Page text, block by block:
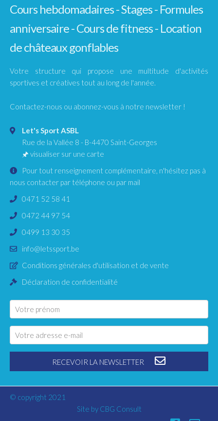
Cours hebdomadaires - Stages - Formules
anniversaire - Cours de fitness - Location
de châteaux gonflables
Votre structure qui propose une multitude d'activités
sportives et créatives tout au long de l'année.
Contactez-nous ou abonnez-vous à notre newsletter !
Let's Sport ASBL
Rue de la Vallée 8 - B-4470 Saint-Georges
🖈 visualiser sur une carte
Pour tout renseignement complémentaire, n'hésitez pas à
nous contacter par téléphone ou par mail
0471 52 58 41
0472 44 97 54
0499 13 30 35
info@letssport.be
Conditions générales d'utilisation et de vente
Déclaration de confidentialité
RECEVOIR LA NEWSLETTER
© copyright 2021
Site by CBG Consult